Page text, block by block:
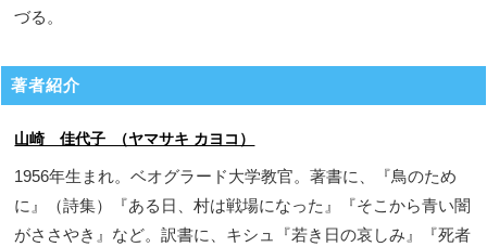
づる。
著者紹介
山崎 佳代子 （ヤマサキ カヨコ）
1956年生まれ。ベオグラード大学教官。著書に、『鳥のため
に』（詩集）『ある日、村は戦場になった』『そこから青い闇
がささやき』など。訳書に、キシュ『若き日の哀しみ』『死者